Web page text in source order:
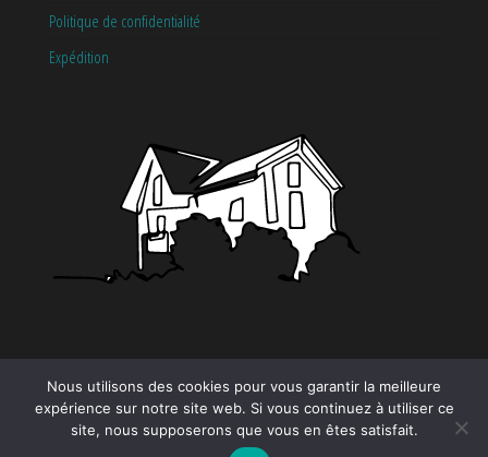
Politique de confidentialité
Expédition
CATÉGORIES
Tendance
Nous utilisons des cookies pour vous garantir la meilleure
expérience sur notre site web. Si vous continuez à utiliser ce
site, nous supposerons que vous en êtes satisfait.